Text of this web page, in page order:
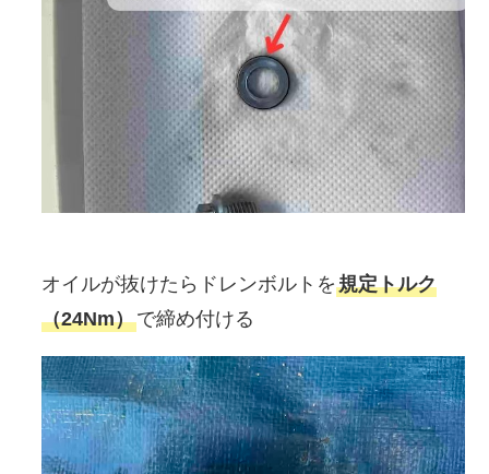
オイルが抜けたらドレンボルトを規定トルク
（24Nm）で締め付ける